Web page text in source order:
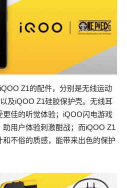
Z1的配件，分别是无线运动
及iQOO Z1硅胶保护壳。无线耳
佳的听觉体验；iQOO闪电游戏
用户体验刺激酣战；而iQOO Z1
不俗的质感，能带来出色的保护